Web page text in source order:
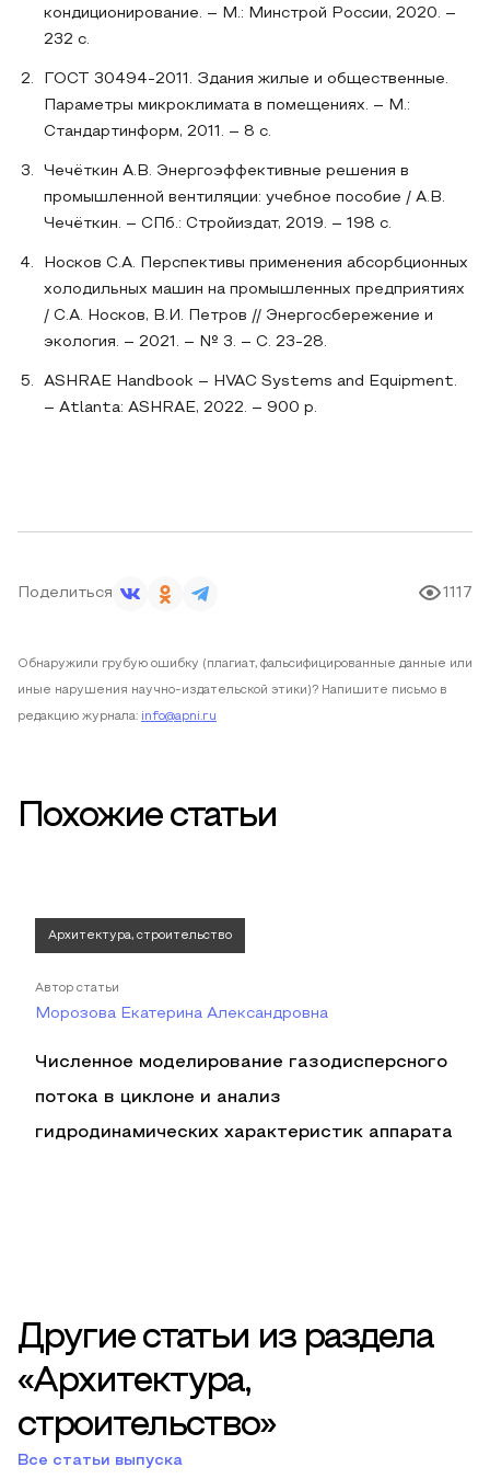
кондиционирование. – М.: Минстрой России, 2020. –
232 с.
ГОСТ 30494-2011. Здания жилые и общественные.
Параметры микроклимата в помещениях. – М.:
Стандартинформ, 2011. – 8 с.
Чечёткин А.В. Энергоэффективные решения в
промышленной вентиляции: учебное пособие / А.В.
Чечёткин. – СПб.: Стройиздат, 2019. – 198 с.
Носков С.А. Перспективы применения абсорбционных
холодильных машин на промышленных предприятиях
/ С.А. Носков, В.И. Петров // Энергосбережение и
экология. – 2021. – № 3. – С. 23-28.
ASHRAE Handbook – HVAC Systems and Equipment.
– Atlanta: ASHRAE, 2022. – 900 p.
Поделиться 1117
Обнаружили грубую ошибку (плагиат, фальсифицированные данные или
иные нарушения научно-издательской этики)? Напишите письмо в
редакцию журнала: info@apni.ru
Похожие статьи
Архитектура, строительство
Автор статьи
Морозова Екатерина Александровна
Численное моделирование газодисперсного
потока в циклоне и анализ
гидродинамических характеристик аппарата
Другие статьи из раздела
«Архитектура,
строительство»
Все статьи выпуска